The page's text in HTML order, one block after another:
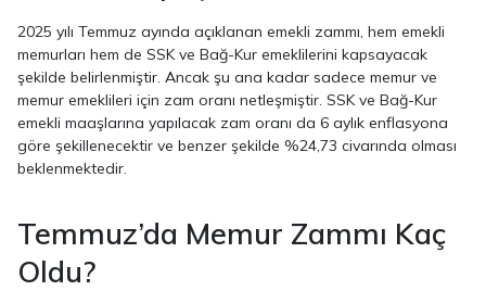
2025 yılı Temmuz ayında açıklanan emekli zammı, hem emekli
memurları hem de SSK ve Bağ-Kur emeklilerini kapsayacak
şekilde belirlenmiştir. Ancak şu ana kadar sadece memur ve
memur emeklileri için zam oranı netleşmiştir. SSK ve Bağ-Kur
emekli maaşlarına yapılacak zam oranı da 6 aylık enflasyona
göre şekillenecektir ve benzer şekilde %24,73 civarında olması
beklenmektedir.
Temmuz’da Memur Zammı Kaç
Oldu?